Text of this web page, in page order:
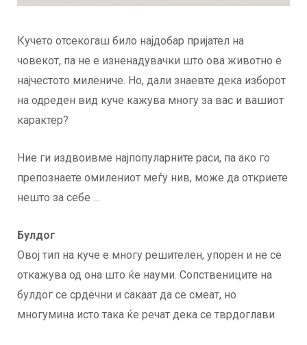
Кучето отсекогаш било најдобар пријател на
човекот, па не е изненадувачки што ова животно е
најчестото милениче. Но, дали знаевте дека изборот
на одреден вид куче кажува многу за вас и вашиот
карактер?
Ние ги издвоивме најпопуларните раси, па ако го
препознаете омилениот меѓу нив, може да откриете
нешто за себе …
Булдог
Овој тип на куче е многу решителен, упорен и не се
откажува од она што ќе науми. Сопствениците на
булдог се срдечни и сакаат да се смеат, но
многумина исто така ќе речат дека се тврдоглави.